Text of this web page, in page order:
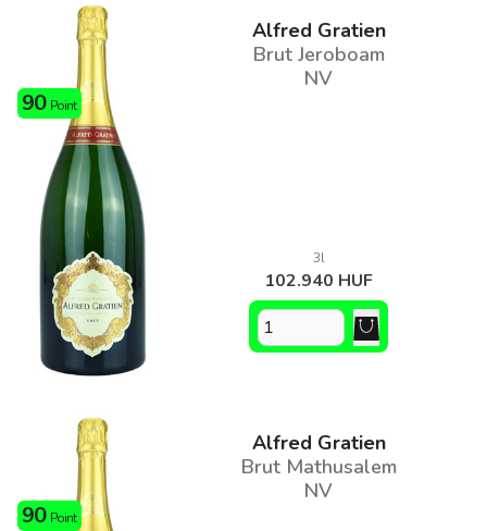
90 Point
Alfred Gratien
Brut Jeroboam
NV
3l
102.940 HUF
90 Point
Alfred Gratien
Brut Mathusalem
NV